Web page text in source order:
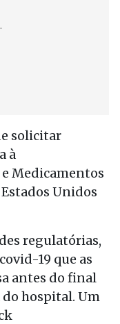
solicitar
à
Medicamentos
Unidos
regulatórias,
19 que as
antes do final
hospital. Um